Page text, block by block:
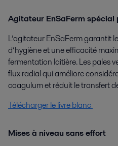
Agitateur EnSaFerm
L’agitateur EnSaFerm garantit
d’hygiène et une efficacité
fermentation laitière. Les pales
flux radial qui améliore
coagulum et réduit le transfert
Télécharger le livre blanc
Mises à niveau sans effort